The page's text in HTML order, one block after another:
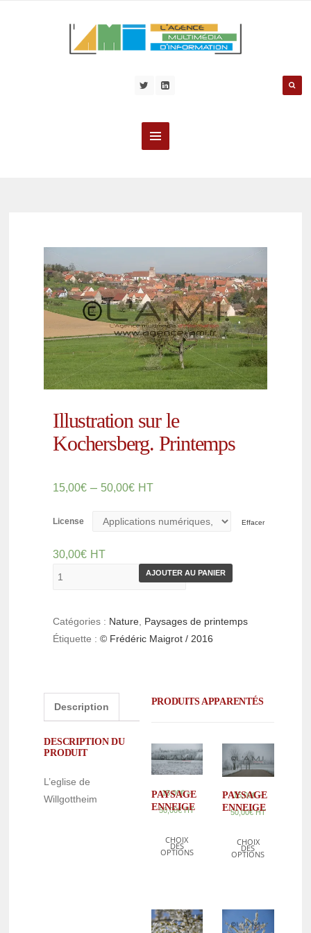
Illustration sur le
Kochersberg. Printemps
15,00€ – 50,00€ HT
License Effacer
30,00€ HT
AJOUTER AU PANIER
Catégories : Nature Paysages de printemps
Étiquette :© Frédéric Maigrot / 2016
Description
DESCRIPTION DU
PRODUIT
L’eglise de
Willgottheim
PRODUITS APPARENTÉS
PAYSAGE
ENNEIGE
15,00€–
50,00€ HT
CHOIX
DES
OPTIONS
PAYSAGE
ENNEIGE
15,00€–
50,00€ HT
CHOIX
DES
OPTIONS